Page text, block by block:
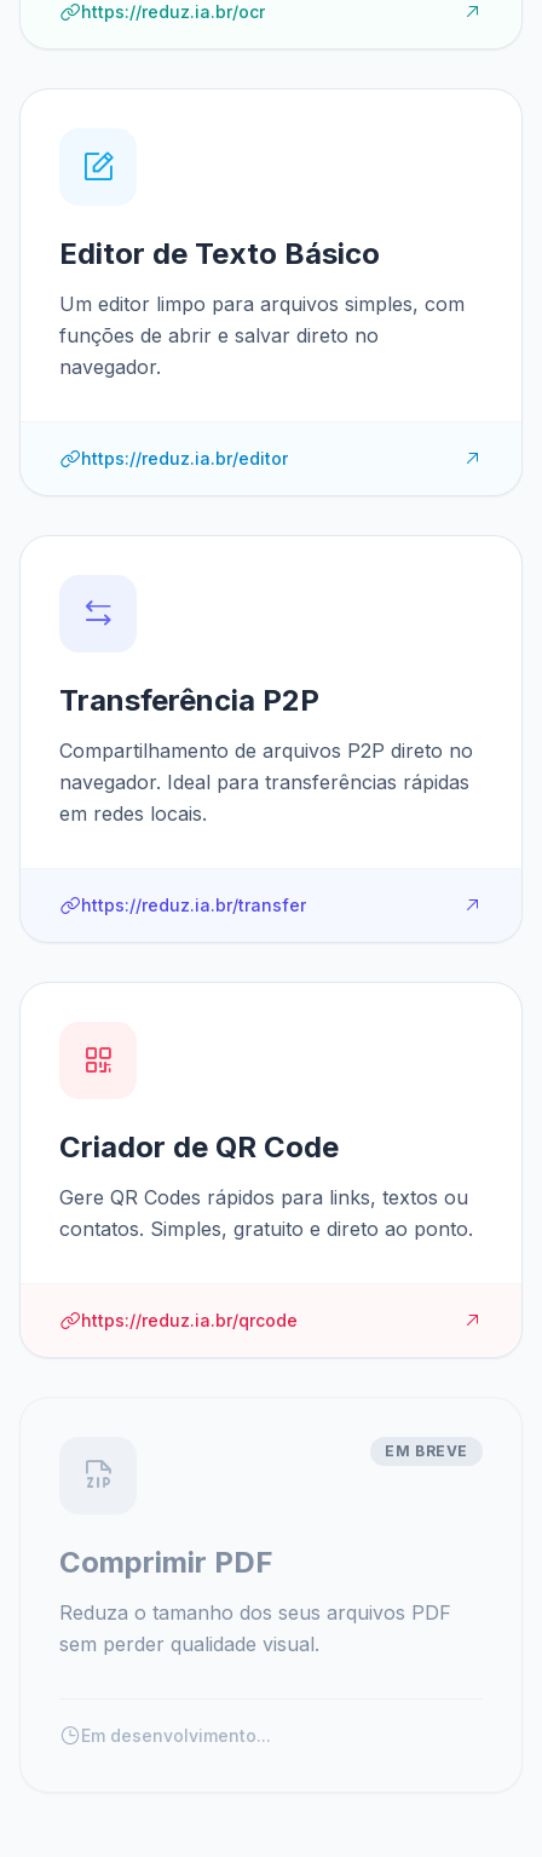
https://reduz.ia.br/ocr
Editor de Texto Básico
Um editor limpo para arquivos simples, com
funções de abrir e salvar direto no
navegador.
https://reduz.ia.br/editor
Transferência P2P
Compartilhamento de arquivos P2P direto no
navegador. Ideal para transferências rápidas
em redes locais.
https://reduz.ia.br/transfer
Criador de QR Code
Gere QR Codes rápidos para links, textos ou
contatos. Simples, gratuito e direto ao ponto.
https://reduz.ia.br/qrcode
EM BREVE
Comprimir PDF
Reduza o tamanho dos seus arquivos PDF
sem perder qualidade visual.
Em desenvolvimento...